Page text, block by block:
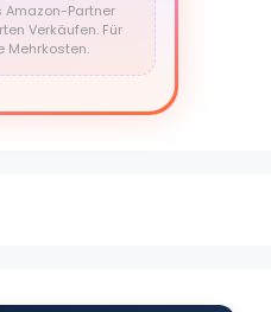
Amazon-Partner
Verkäufen. Für
Mehrkosten.